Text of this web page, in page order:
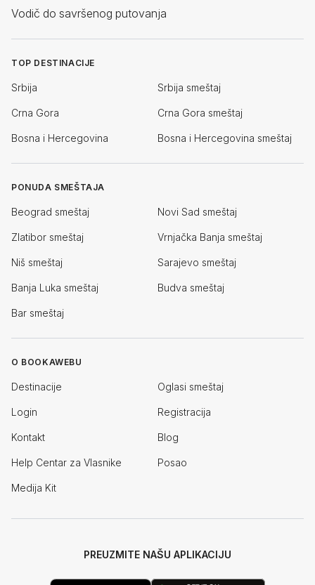
Vodič do savršenog putovanja
TOP DESTINACIJE
Srbija Srbija smeštaj
Crna Gora Crna Gora smeštaj
Bosna i Hercegovina Bosna i Hercegovina smeštaj
PONUDA SMEŠTAJA
Beograd smeštaj Novi Sad smeštaj
Zlatibor smeštaj Vrnjačka Banja smeštaj
Niš smeštaj Sarajevo smeštaj
Banja Luka smeštaj Budva smeštaj
Bar smeštaj
O BOOKAWEBU
Destinacije Oglasi smeštaj
Login Registracija
Kontakt Blog
Help Centar za Vlasnike Posao
Medija Kit
PREUZMITE NAŠU APLIKACIJU